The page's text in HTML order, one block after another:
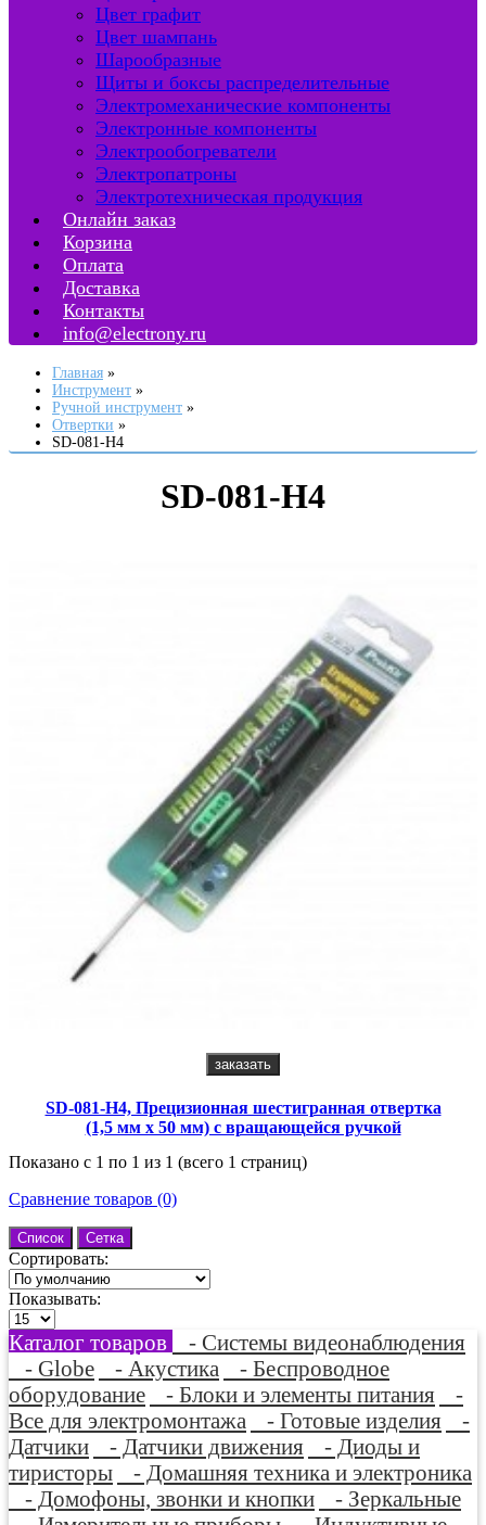
Цвет графит
Цвет шампань
Шарообразные
Щиты и боксы распределительные
Электромеханические компоненты
Электронные компоненты
Электрообогреватели
Электропатроны
Электротехническая продукция
Онлайн заказ
Корзина
Оплата
Доставка
Контакты
info@electrony.ru
Главная
Инструмент
Ручной инструмент
Отвертки
SD-081-H4
SD-081-H4
заказать
SD-081-H4, Прецизионная шестигранная отвертка
(1,5 мм х 50 мм) с вращающейся ручкой
Показано с 1 по 1 из 1 (всего 1 страниц)
Сравнение товаров (0)
Список Сетка
Сортировать:
Показывать:
Каталог товаров
- Системы видеонаблюдения
- Globe
- Акустика
- Беспроводное
оборудование
- Блоки и элементы питания
-
Все для электромонтажа
- Готовые изделия
-
Датчики
- Датчики движения
- Диоды и
тиристоры
- Домашняя техника и электроника
- Домофоны, звонки и кнопки
- Зеркальные